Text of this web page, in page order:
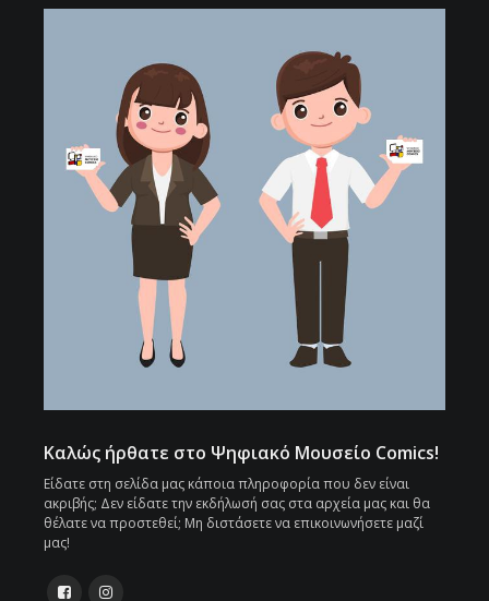
Καλώς ήρθατε στο Ψηφιακό Μουσείο Comics!
Είδατε στη σελίδα μας κάποια πληροφορία που δεν είναι
ακριβής; Δεν είδατε την εκδήλωσή σας στα αρχεία μας και θα
θέλατε να προστεθεί; Μη διστάσετε να επικοινωνήσετε μαζί
μας!